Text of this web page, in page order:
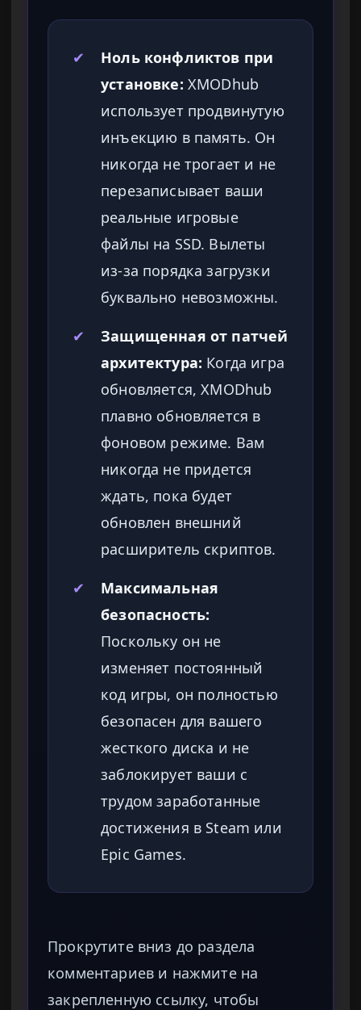
✔
Ноль конфликтов при
установке: XMODhub
использует продвинутую
инъекцию в память. Он
никогда не трогает и не
перезаписывает ваши
реальные игровые
файлы на SSD. Вылеты
из-за порядка загрузки
буквально невозможны.
✔
Защищенная от патчей
архитектура: Когда игра
обновляется, XMODhub
плавно обновляется в
фоновом режиме. Вам
никогда не придется
ждать, пока будет
обновлен внешний
расширитель скриптов.
✔
Максимальная
безопасность:
Поскольку он не
изменяет постоянный
код игры, он полностью
безопасен для вашего
жесткого диска и не
заблокирует ваши с
трудом заработанные
достижения в Steam или
Epic Games.
Прокрутите вниз до раздела
комментариев и нажмите на
закрепленную ссылку, чтобы